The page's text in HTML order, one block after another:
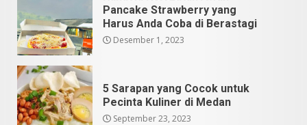
Pancake Strawberry yang
Harus Anda Coba di Berastagi
Desember 1, 2023
5 Sarapan yang Cocok untuk
Pecinta Kuliner di Medan
September 23, 2023